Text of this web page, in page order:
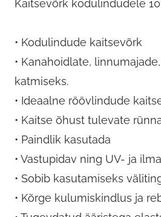
Kaitsevõrk kodulindudele
• Kodulindude kaitsevõrk
• Kanahoidlate,
katmiseks.
• Ideaalne röövlindude
• Kaitse õhust tulevate
• Paindlik kasutada
• Vastupidav ning UV- ja
• Sobib kasutamiseks
• Kõrge kulumiskindlus ja